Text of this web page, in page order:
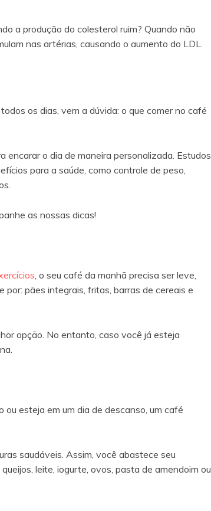
a produção do colesterol ruim? Quando não
nas artérias, causando o aumento do LDL.
os dias, vem a dúvida: o que comer no café
encarar o dia de maneira personalizada. Estudos
para a saúde, como controle de peso,
as nossas dicas!
, o seu café da manhã precisa ser leve,
pães integrais, fritas, barras de cereais e
opção. No entanto, caso você já esteja
ou esteja em um dia de descanso, um café
saudáveis. Assim, você abastece seu
leite, iogurte, ovos, pasta de amendoim ou